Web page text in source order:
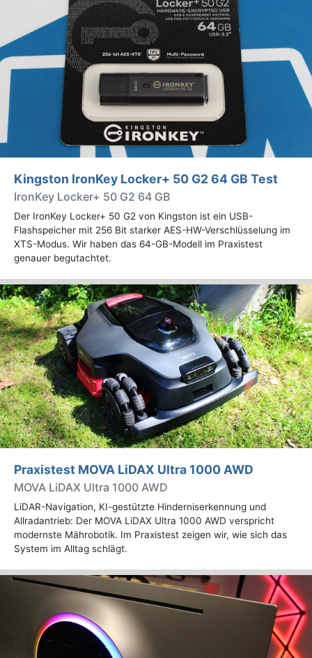
Kingston IronKey Locker+ 50 G2 64 GB Test
IronKey Locker+ 50 G2 64 GB
Der IronKey Locker+ 50 G2 von Kingston ist ein USB-
Flashspeicher mit 256 Bit starker AES-HW-Verschlüsselung im
XTS-Modus. Wir haben das 64-GB-Modell im Praxistest
genauer begutachtet.
Praxistest MOVA LiDAX Ultra 1000 AWD
MOVA LiDAX Ultra 1000 AWD
LiDAR-Navigation, KI-gestützte Hinderniserkennung und
Allradantrieb: Der MOVA LiDAX Ultra 1000 AWD verspricht
modernste Mährobotik. Im Praxistest zeigen wir, wie sich das
System im Alltag schlägt.